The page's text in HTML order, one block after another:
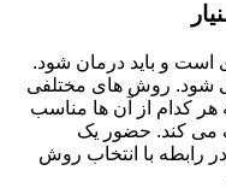
است و باید درمان شود.
می شود. روش های مختلفی
هر کدام از آن ها مناسب
کند. حضور یک
رابطه با انتخاب روش